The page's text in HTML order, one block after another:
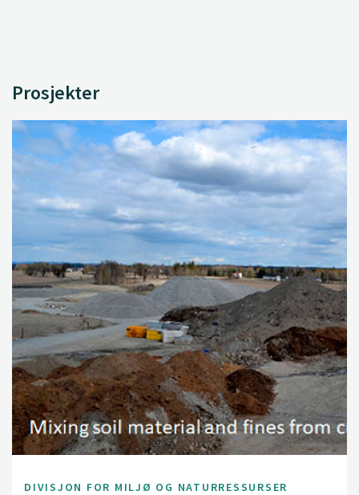
Prosjekter
DIVISJON FOR MILJØ OG NATURRESSURSER